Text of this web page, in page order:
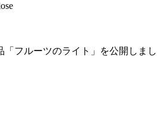
「フルーツのライト」を公開しま